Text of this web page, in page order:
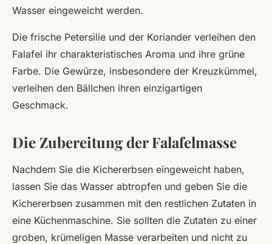
Wasser eingeweicht werden.
Die frische Petersilie und der Koriander verleihen den
Falafel ihr charakteristisches Aroma und ihre grüne
Farbe. Die Gewürze, insbesondere der Kreuzkümmel,
verleihen den Bällchen ihren einzigartigen
Geschmack.
Die Zubereitung der Falafelmasse
Nachdem Sie die Kichererbsen eingeweicht haben,
lassen Sie das Wasser abtropfen und geben Sie die
Kichererbsen zusammen mit den restlichen Zutaten in
eine Küchenmaschine. Sie sollten die Zutaten zu einer
groben, krümeligen Masse verarbeiten und nicht zu